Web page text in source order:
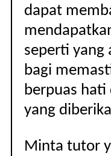
dapat
seperti yang
bagi
berpuas
yang
Minta tutor